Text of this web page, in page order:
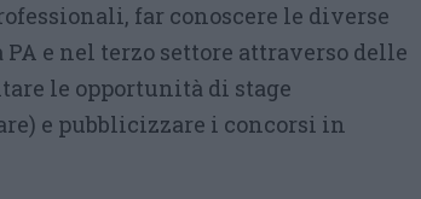
far conoscere le diverse
e nel terzo settore attraverso delle
le opportunità di stage
e pubblicizzare i concorsi in